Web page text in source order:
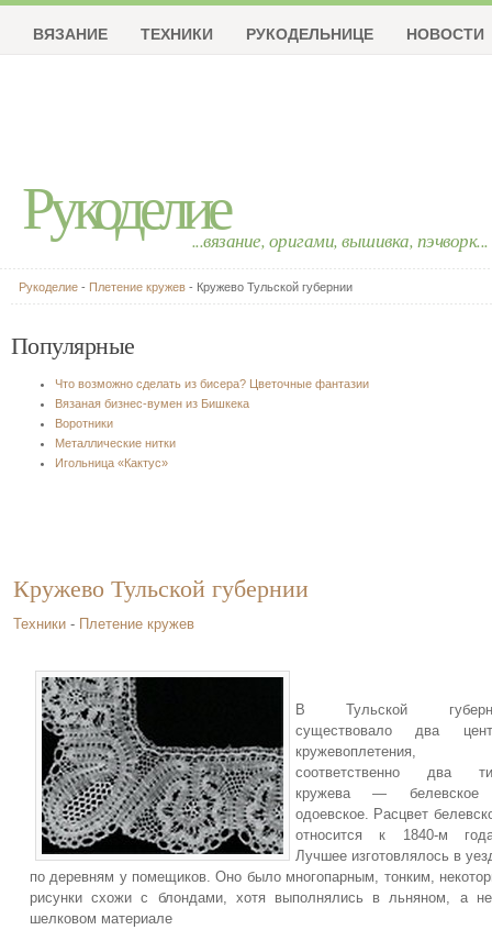
Рукоделие...вязание, оригами, вышивка, пэчворк...
ВЯЗАНИЕ ТЕХНИКИ РУКОДЕЛЬНИЦЕ НОВОСТИ
Рукоделие - Плетение кружев - Кружево Тульской губернии
Популярные
Что возможно сделать из бисера? Цветочные фантазии
Вязаная бизнес-вумен из Бишкека
Воротники
Металлические нитки
Игольница «Кактус»
Кружево Тульской губернии
Техники - Плетение кружев
В Тульской
существовало два
соответственно два
кружева —
одоевское. Расцвет
относится к 1840-м
Лучшее изготовлялось в
по деревням у помещиков. Оно было многопарным, тонким,
рисунки схожи с блондами, хотя выполнялись в льняном, а
шелковом материале